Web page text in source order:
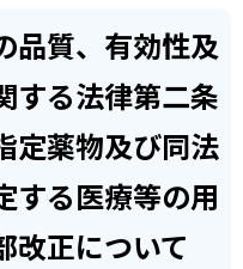
品質、有効性及
する法律第二条
定薬物及び同法
する医療等の用
改正について